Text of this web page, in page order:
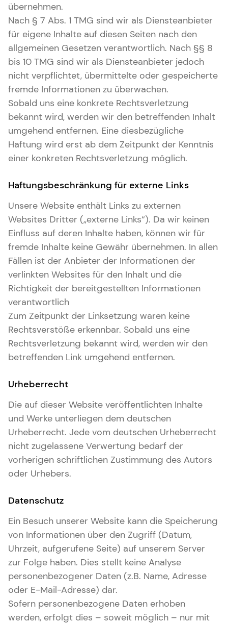
übernehmen.
Nach § 7 Abs. 1 TMG sind wir als Diensteanbieter
für eigene Inhalte auf diesen Seiten nach den
allgemeinen Gesetzen verantwortlich. Nach §§ 8
bis 10 TMG sind wir als Diensteanbieter jedoch
nicht verpflichtet, übermittelte oder gespeicherte
fremde Informationen zu überwachen.
Sobald uns eine konkrete Rechtsverletzung
bekannt wird, werden wir den betreffenden Inhalt
umgehend entfernen. Eine diesbezügliche
Haftung wird erst ab dem Zeitpunkt der Kenntnis
einer konkreten Rechtsverletzung möglich.
Haftungsbeschränkung für externe Links
Unsere Website enthält Links zu externen
Websites Dritter („externe Links“). Da wir keinen
Einfluss auf deren Inhalte haben, können wir für
fremde Inhalte keine Gewähr übernehmen. In allen
Fällen ist der Anbieter der Informationen der
verlinkten Websites für den Inhalt und die
Richtigkeit der bereitgestellten Informationen
verantwortlich
Zum Zeitpunkt der Linksetzung waren keine
Rechtsverstöße erkennbar. Sobald uns eine
Rechtsverletzung bekannt wird, werden wir den
betreffenden Link umgehend entfernen.
Urheberrecht
Die auf dieser Website veröffentlichten Inhalte
und Werke unterliegen dem deutschen
Urheberrecht. Jede vom deutschen Urheberrecht
nicht zugelassene Verwertung bedarf der
vorherigen schriftlichen Zustimmung des Autors
oder Urhebers.
Datenschutz
Ein Besuch unserer Website kann die Speicherung
von Informationen über den Zugriff (Datum,
Uhrzeit, aufgerufene Seite) auf unserem Server
zur Folge haben. Dies stellt keine Analyse
personenbezogener Daten (z.B. Name, Adresse
oder E-Mail-Adresse) dar.
Sofern personenbezogene Daten erhoben
werden, erfolgt dies – soweit möglich – nur mit